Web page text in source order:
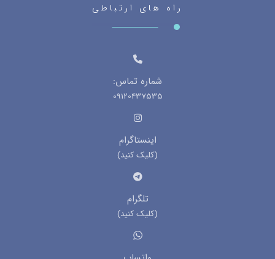
راه های ارتباطی
شماره تماس:
09120437535
اینستاگرام
(کلیک کنید)
تلگرام
(کلیک کنید)